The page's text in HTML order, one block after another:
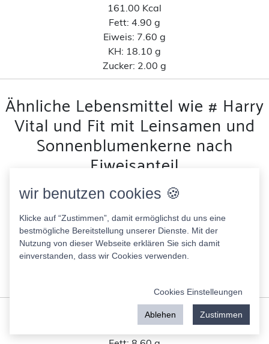
161.00 Kcal
Fett: 4.90 g
Eiweis: 7.60 g
KH: 18.10 g
Zucker: 2.00 g
Ähnliche Lebensmittel wie # Harry
Vital und Fit mit Leinsamen und
Sonnenblumenkerne nach
Eiweisanteil
Landfreude geschnittene Maultaschen traditionelle
201.00 Kcal
Fett: 6.90 g
Eiweis:7.70 g
Edeka hefezopf mit Frischkäse Füllung
279.00 Kcal
wir benutzen cookies 🍪
Klicke auf “Zustimmen”, damit ermöglichst du uns eine
bestmögliche Bereitstellung unserer Dienste. Mit der
Nutzung von dieser Webseite erklären Sie sich damit
einverstanden, dass wir Cookies verwenden.
Cookies Einstelleungen
Ablehen Zustimmen